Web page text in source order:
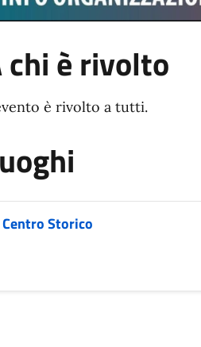
chi è rivolto
è rivolto a tutti.
Centro Storico